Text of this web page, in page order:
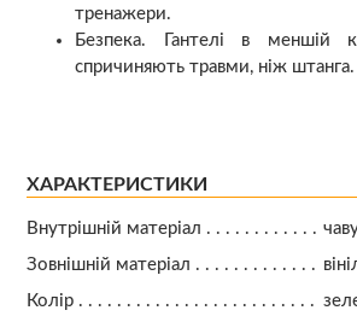
тренажери.
Безпека. Гантелі в меншій
спричиняють травми, ніж штанга.
ХАРАКТЕРИСТИКИ
Внутрішній матеріал
Зовнішній матеріал
Колір